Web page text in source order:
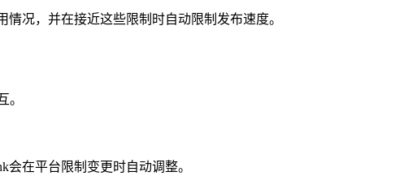
况，并在接近这些限制时自动限制发布速度。
。
在平台限制变更时自动调整。